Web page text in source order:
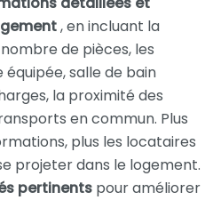
, en incluant la
de pièces, les
salle de bain
la proximité des
en commun. Plus
plus les locataires
projeter dans le logement.
pertinents pour améliorer